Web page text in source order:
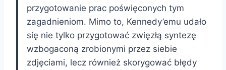
przygotowanie prac poświęconych tym
zagadnieniom. Mimo to, Kennedy’emu udało
się nie tylko przygotować zwięzłą syntezę
wzbogaconą zrobionymi przez siebie
zdjęciami, lecz również skorygować błędy